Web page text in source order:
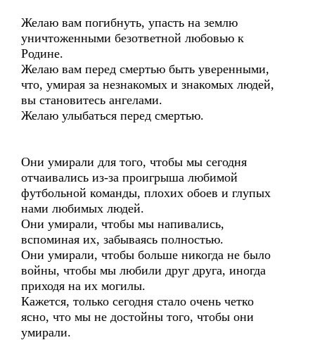
Желаю вам погибнуть, упасть на землю
уничтоженными безответной любовью к
Родине.
Желаю вам перед смертью быть уверенными,
что, умирая за незнакомых и знакомых людей,
вы становитесь ангелами.
Желаю улыбаться перед смертью.
Они умирали для того, чтобы мы сегодня
отчаивались из-за проигрыша любимой
футбольной команды, плохих обоев и глупых
нами любимых людей.
Они умирали, чтобы мы напивались,
вспоминая их, забываясь полностью.
Они умирали, чтобы больше никогда не было
войны, чтобы мы любили друг друга, иногда
приходя на их могилы.
Кажется, только сегодня стало очень четко
ясно, что мы не достойны того, чтобы они
умирали.